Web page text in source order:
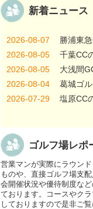
新着ニュース
2026-08-07
勝浦東
2026-08-05
千葉CC
2026-08-05
大浅間
2026-08-04
葛城ゴ
2026-07-29
塩原CC
カレド
2026-07-29
鹿沼CC
2026-07-24
JGM笠
2026-07-23
2026-07-23
風月CC
2026-07-22
桜ヶ丘
2026-07-22
武蔵野
ゴルフ場レポ
営業マンが実際にラウン
ものや、直接ゴルフ場支
会開催状況や優待制度な
ております。コースやク
しておりますので是非ご覧